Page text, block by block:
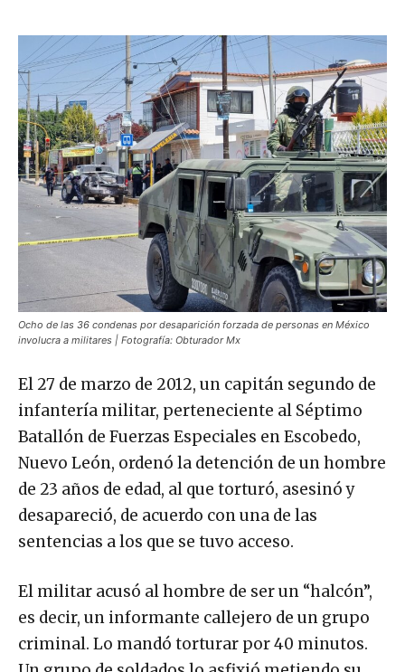
Ocho de las 36 condenas por desaparición forzada de personas en México
involucra a militares | Fotografía: Obturador Mx
El 27 de marzo de 2012, un capitán segundo de
infantería militar, perteneciente al Séptimo
Batallón de Fuerzas Especiales en Escobedo,
Nuevo León, ordenó la detención de un hombre
de 23 años de edad, al que torturó, asesinó y
desapareció, de acuerdo con una de las
sentencias a los que se tuvo acceso.
El militar acusó al hombre de ser un “halcón”,
es decir, un informante callejero de un grupo
criminal. Lo mandó torturar por 40 minutos.
Un grupo de soldados lo asfixió metiendo su